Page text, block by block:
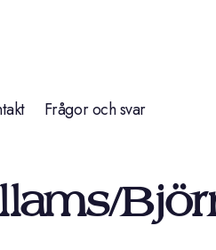
Frågor och svar